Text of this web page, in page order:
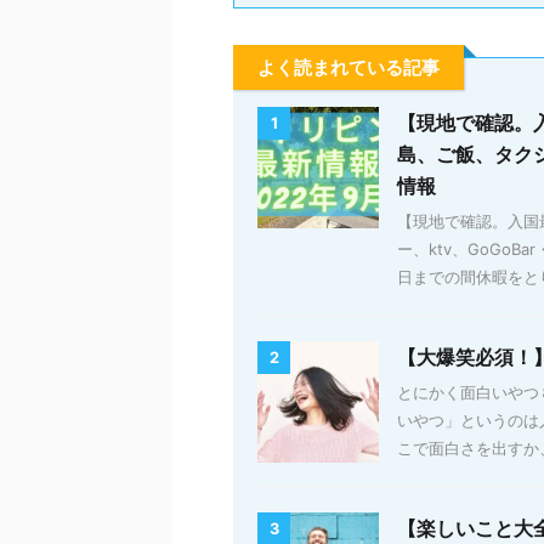
よく読まれている記事
1
【現地で確認
島、ご飯、タク
情報
【現地で確認。入
ー、ktv、GoGoBar
日までの間休暇を
2 【大爆笑必須
とにかく面白いや
いやつ」というの
こで面白さを出す
3 【楽しいこと